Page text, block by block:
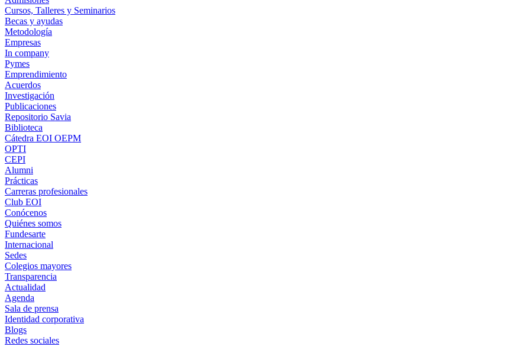
Cursos, Talleres y Seminarios
Becas y ayudas
Metodología
Empresas
In company
Pymes
Emprendimiento
Acuerdos
Investigación
Publicaciones
Repositorio Savia
Biblioteca
Cátedra EOI OEPM
OPTI
CEPI
Alumni
Prácticas
Carreras profesionales
Club EOI
Conócenos
Quiénes somos
Fundesarte
Internacional
Sedes
Colegios mayores
Transparencia
Actualidad
Agenda
Sala de prensa
Identidad corporativa
Blogs
Redes sociales